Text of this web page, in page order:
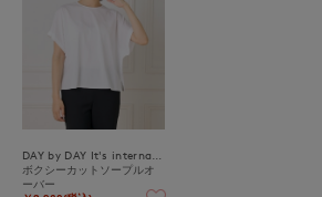
ボクシーカットソープルオ
ーバー